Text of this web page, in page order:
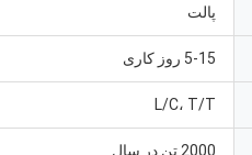
پالت
5-15 روز کاری
L/C، T/T
2000 تن در سال